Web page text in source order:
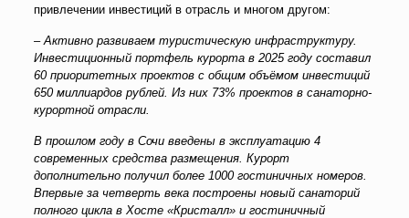
привлечении инвестиций в отрасль и многом другом:
– Активно развиваем туристическую инфраструктуру.
Инвестиционный портфель курорта в 2025 году составил
60 приоритетных проектов с общим объёмом инвестиций
650 миллиардов рублей. Из них 73% проектов в санаторно-
курортной отрасли.
В прошлом году в Сочи введены в эксплуатацию 4
современных средства размещения. Курорт
дополнительно получил более 1000 гостиничных номеров.
Впервые за четверть века построены новый санаторий
полного цикла в Хосте «Кристалл» и гостиничный